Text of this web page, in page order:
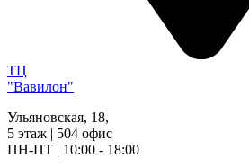
ТЦ
"Вавилон"
Ульяновская, 18,
5 этаж | 504 офис
ПН-ПТ | 10:00 - 18:00